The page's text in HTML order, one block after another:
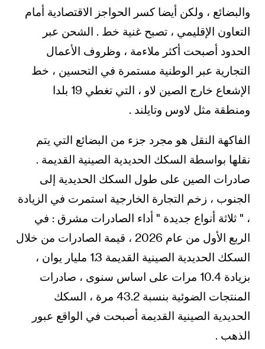
والبضائع ، ولكن أيضا كسر الحواجز الاقتصادية أمام
التعاون الإقليمي ، تصبح غنية خط . الشحن عبر
الحدود أصبحت أكثر ملاءمة ، وظروف الأعمال
التجارية عبر الوطنية مستمرة في التحسين ، خط
الإشعاع خارج الصين لاو ، التي تغطي 19 بلدا
ومنطقة مثل لاوس وتايلند .
الفاكهة النقل هو مجرد جزء من البضائع التي يتم
نقلها بواسطة السكك الحديدية الصينية القديمة .
صادرات الصين على طول السكك الحديدية إلى
الجنوب ، زخم التجارة الخارجية استمرت في الزيادة
، " ثلاثة أنواع جديدة " أداء الصادرات مشرق : في
الربع الأول من عام 2026 ، قيمة الصادرات من خلال
السكك الحديدية الصينية القديمة 1.3 مليار يوان ،
بزيادة 10.4 مرات على اساس سنوى ، صادرات
المنتجات الضوئية بنسبة 43.2 مرة ، السكك
الحديدية الصينية القديمة أصبحت في الواقع عبور
الذهب .